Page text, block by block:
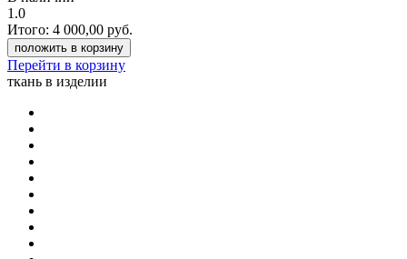
1.0
Итого: 4 000,00 руб.
положить в корзину
Перейти в корзину
ткань в изделии